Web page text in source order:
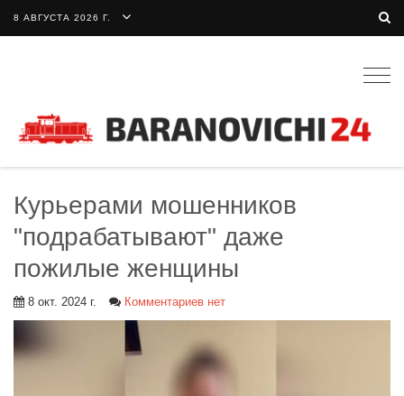
8 АВГУСТА 2026 Г.
Курьерами мошенников
"подрабатывают" даже
пожилые женщины
8 окт. 2024 г. Комментариев нет